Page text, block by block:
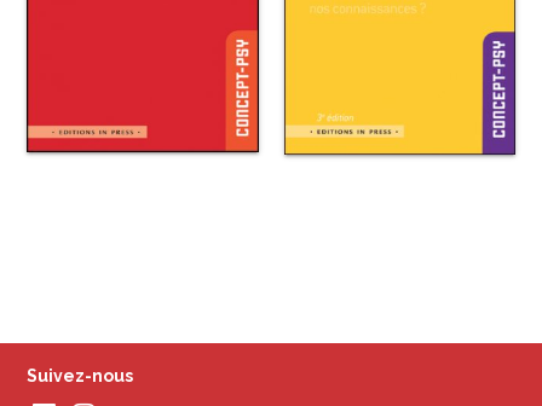
Suivez-nous